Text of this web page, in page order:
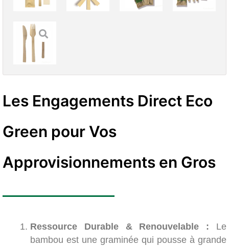
Les Engagements Direct Eco
Green pour Vos
Approvisionnements en Gros
Ressource Durable & Renouvelable : Le
bambou est une graminée qui pousse à grande